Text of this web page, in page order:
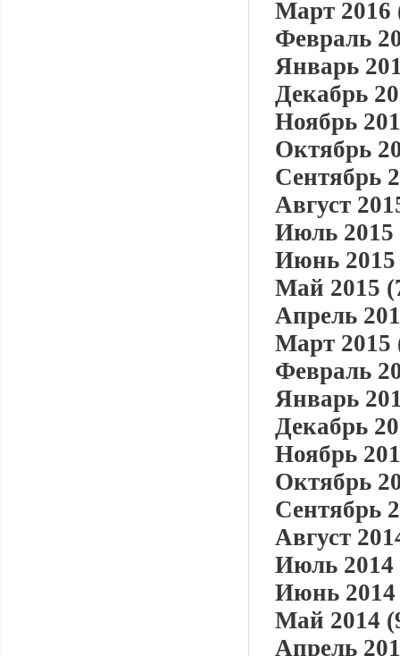
Март 2016
Февраль
Январь
Декабрь
Ноябрь
Октябрь
Сентябрь
Август
Июль 2015
Июнь 2015
Май 2015
Апрель
Март 2015
Февраль
Январь
Декабрь
Ноябрь
Октябрь
Сентябрь
Август
Июль 2014
Июнь 2014
Май 2014
Апрель